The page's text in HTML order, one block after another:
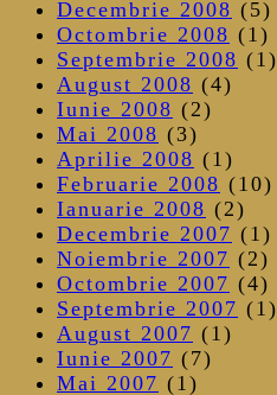
Decembrie 2008 (5)
Octombrie 2008 (1)
Septembrie 2008 (1)
August 2008 (4)
Iunie 2008 (2)
Mai 2008 (3)
Aprilie 2008 (1)
Februarie 2008 (10)
Ianuarie 2008 (2)
Decembrie 2007 (1)
Noiembrie 2007 (2)
Octombrie 2007 (4)
Septembrie 2007 (1)
August 2007 (1)
Iunie 2007 (7)
Mai 2007 (1)